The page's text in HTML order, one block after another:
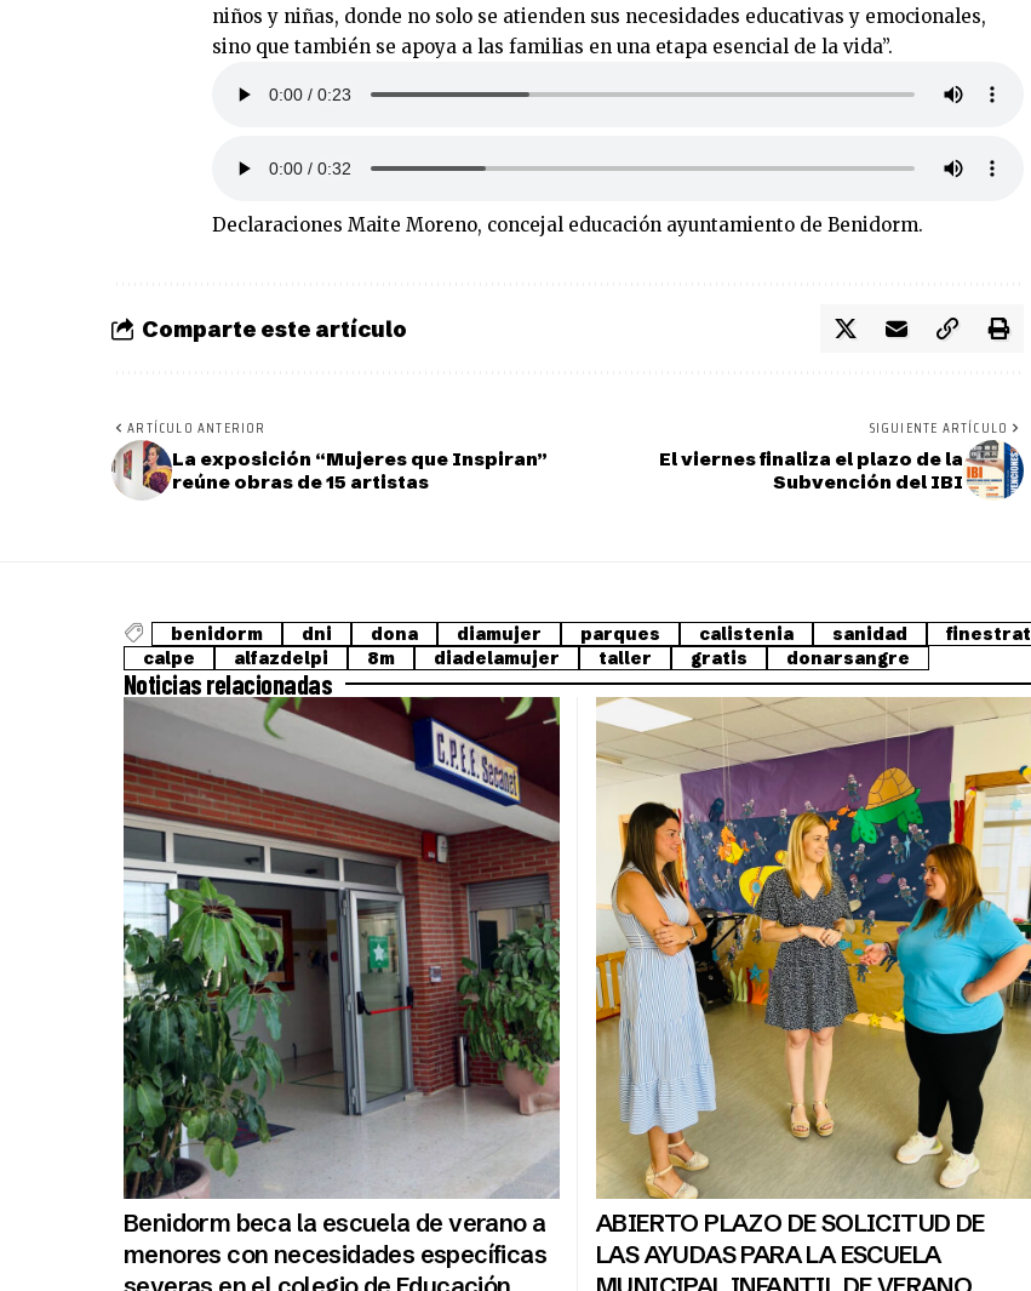
niños y niñas, donde no solo se atienden sus necesidades educativas y emocionales,
sino que también se apoya a las familias en una etapa esencial de la vida”.
Declaraciones Maite Moreno, concejal educación ayuntamiento de Benidorm.
Comparte este artículo
ARTÍCULO ANTERIOR
La exposición “Mujeres que Inspiran”
reúne obras de 15 artistas
SIGUIENTE ARTÍCULO
El viernes finaliza el plazo de la
Subvención del IBI
benidorm dni dona diamujer parques calistenia sanidad finestrat
calpe
alfazdelpi 8m diadelamujer taller gratis donarsangre
Noticias relacionadas
Benidorm beca la escuela de verano a
menores con necesidades específicas
ABIERTO PLAZO DE SOLICITUD DE
LAS AYUDAS PARA LA ESCUELA